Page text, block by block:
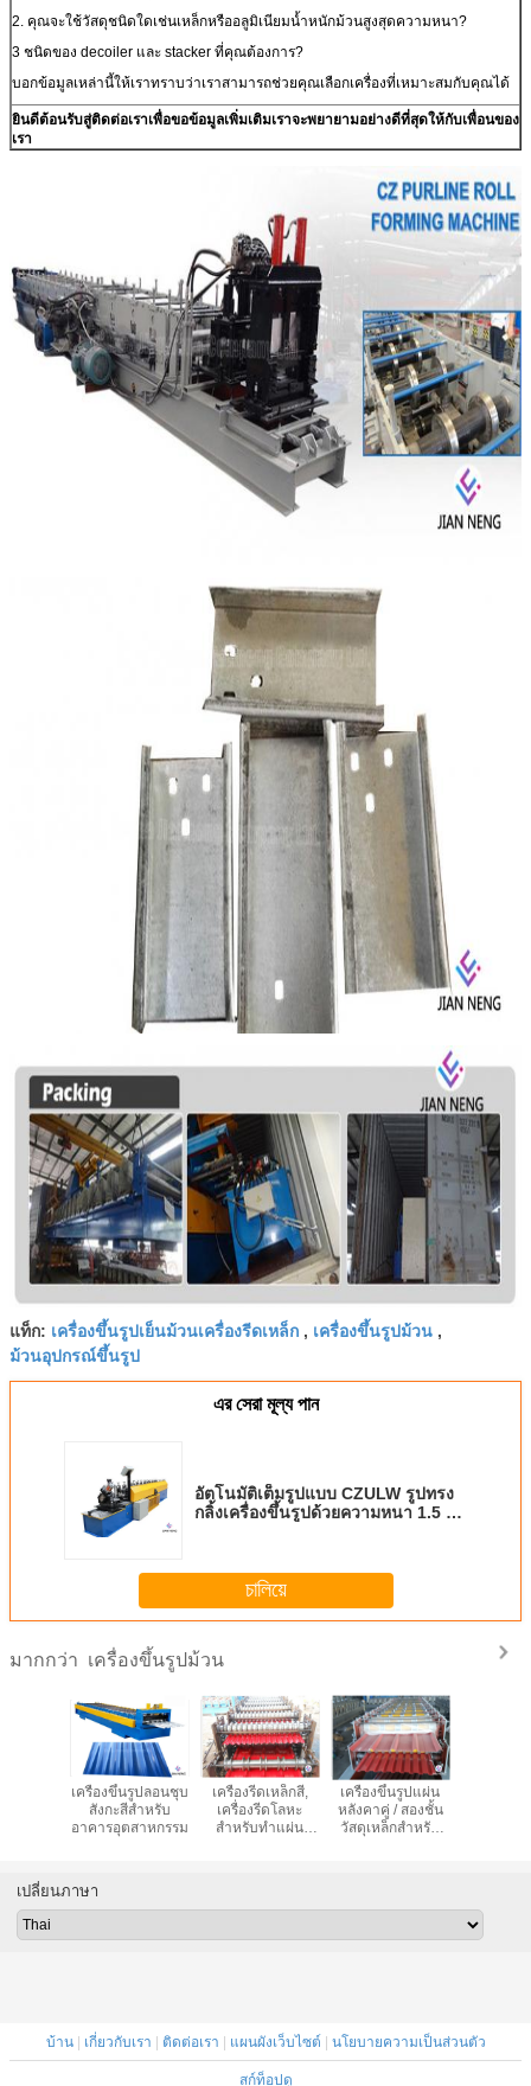
2. คุณจะใช้วัสดุชนิดใดเช่นเหล็กหรืออลูมิเนียมน้ำหนักม้วนสูงสุดความหนา?
3 ชนิดของ decoiler และ stacker ที่คุณต้องการ?
บอกข้อมูลเหล่านี้ให้เราทราบว่าเราสามารถช่วยคุณเลือกเครื่องที่เหมาะสมกับคุณได้
ยินดีต้อนรับสู่ติดต่อเราเพื่อขอข้อมูลเพิ่มเติมเราจะพยายามอย่างดีที่สุดให้กับเพื่อนของ
เรา
แท็ก: เครื่องขึ้นรูปเย็นม้วนเครื่องรีดเหล็ก , เครื่องขึ้นรูปม้วน ,
ม้วนอุปกรณ์ขึ้นรูป
এর সেরা মূল্য পান
อัตโนมัติเต็มรูปแบบ CZULW รูปทรง
กลิ้งเครื่องขึ้นรูปด้วยความหนา 1.5 - 3
চালিয়ে
มากกว่า เครื่องขึ้นรูปม้วน
เครื่องขึ้นรูปลอนชุบ
สังกะสีสำหรับ
อาคารอุตสาหกรรม
เครื่องรีดเหล็กสี,
เครื่องรีดโลหะ
สำหรับทำแผ่น
เครื่องขึ้นรูปแผ่น
หลังคาคู่ / สองชั้น
วัสดุเหล็กสำหรับ
เปลี่ยนภาษา
บ้าน| เกี่ยวกับเรา | ติดต่อเรา | แผนผังเว็บไซต์ | นโยบายความเป็นส่วนตัว
สก์ท็อปดู